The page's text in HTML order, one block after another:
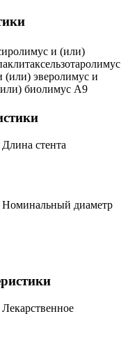
и (или)
зотаролимус
(или) эверолимус и
биолимус А9
Длина стента
Номинальный диаметр
Лекарственное